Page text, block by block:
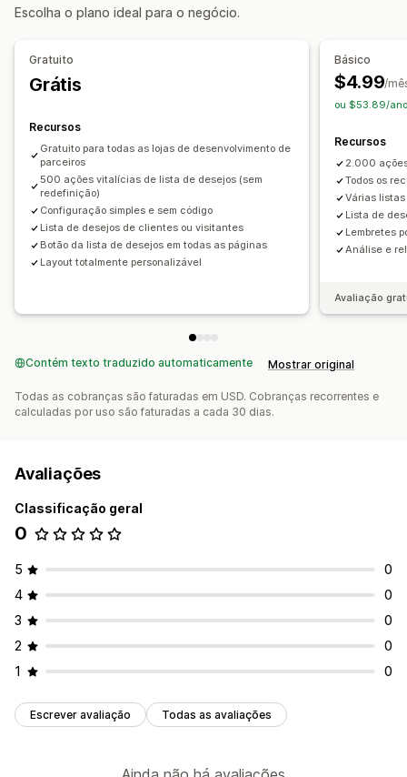
Favoritos
Lista de desejos do visitante
Compartilhamento por e-mail
Links de compartilhamento
Adicionar ao carrinho
Análises de conversões
Personalização
Branding personalizado Layouts automáticos
Ícones personalizados
Modelos de e-mail
Escolha o plano ideal para o negócio.
Gratuito
Grátis
Recursos
Gratuito para todas as lojas de desenvolvimento de
parceiros
500 ações vitalícias de lista de desejos (sem
redefinição)
Configuração simples e sem código
Lista de desejos de clientes ou visitantes
Botão da lista de desejos em todas as páginas
Layout totalmente personalizável
Básico
$4.99/
ou $53.89/
Recursos
2.000
Todos os
Várias
Lista de
Lembretes
Análise e
Avaliação
Contém texto traduzido automaticamente Mostrar original
Todas as cobranças são faturadas em USD. Cobranças recorrentes e
calculadas por uso são faturadas a cada 30 dias.
Avaliações
Classificação geral
0
5
0
4
0
3
0
2
0
1
0
Escrever avaliação Todas as avaliações